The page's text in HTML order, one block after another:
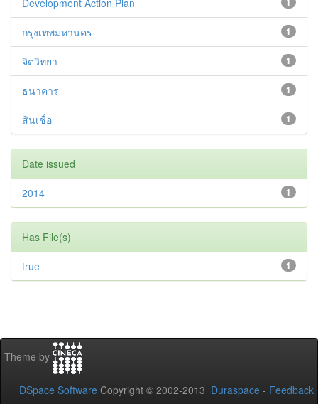
Development Action Plan
1
กรุงเทพมหานคร
1
จิตวิทยา
1
ธนาคาร
1
สินเชื่อ
Date issued
1
2014
Has File(s)
1
true
Theme by
DSpace Software Copyright © 2002-2013 Duraspace - Feedback